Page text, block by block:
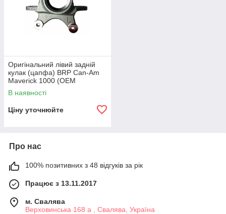
Оригінальний лівий задній
кулак (цапфа) BRP Can-Am
Maverick 1000 (OEM
705501730)
В наявності
Ціну уточнюйте
Про нас
100% позитивних з 48 відгуків за рік
Працює з 13.11.2017
м. Свалява
Верховинська 168 а , Свалява, Україна